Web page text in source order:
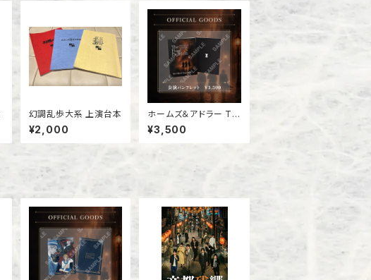
幻調乱歩大系 上演台本
¥2,000
ホームズ＆アドラー Th
e Final Problem 公演
パンフレット
¥3,500